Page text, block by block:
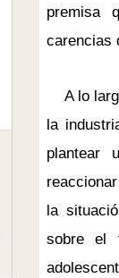
premisa
carencias
A lo
la
plantear
la
sobre el